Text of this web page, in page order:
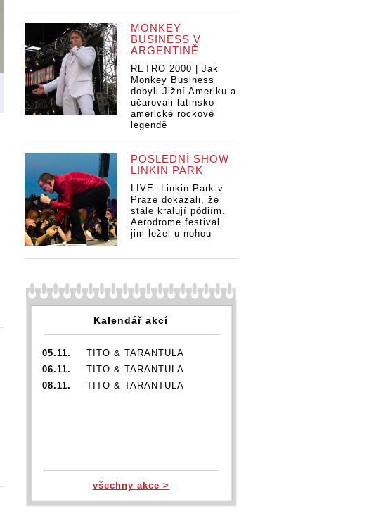
MONKEY
BUSINESS V
ARGENTINĚ
RETRO 2000 | Jak
Monkey Business
dobyli Jižní Ameriku a
učarovali latinsko-
americké rockové
legendě
POSLEDNÍ SHOW
LINKIN PARK
LIVE: Linkin Park v
Praze dokázali, že
stále kralují pódiím.
Aerodrome festival
jim ležel u nohou
Kalendář akcí
05.11.
TITO & TARANTULA
06.11.
TITO & TARANTULA
08.11.
TITO & TARANTULA
všechny akce >